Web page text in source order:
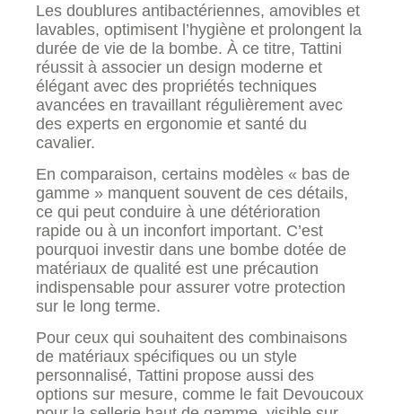
Les doublures antibactériennes, amovibles et
lavables, optimisent l’hygiène et prolongent la
durée de vie de la bombe. À ce titre, Tattini
réussit à associer un design moderne et
élégant avec des propriétés techniques
avancées en travaillant régulièrement avec
des experts en ergonomie et santé du
cavalier.
En comparaison, certains modèles « bas de
gamme » manquent souvent de ces détails,
ce qui peut conduire à une détérioration
rapide ou à un inconfort important. C’est
pourquoi investir dans une bombe dotée de
matériaux de qualité est une précaution
indispensable pour assurer votre protection
sur le long terme.
Pour ceux qui souhaitent des combinaisons
de matériaux spécifiques ou un style
personnalisé, Tattini propose aussi des
options sur mesure, comme le fait Devoucoux